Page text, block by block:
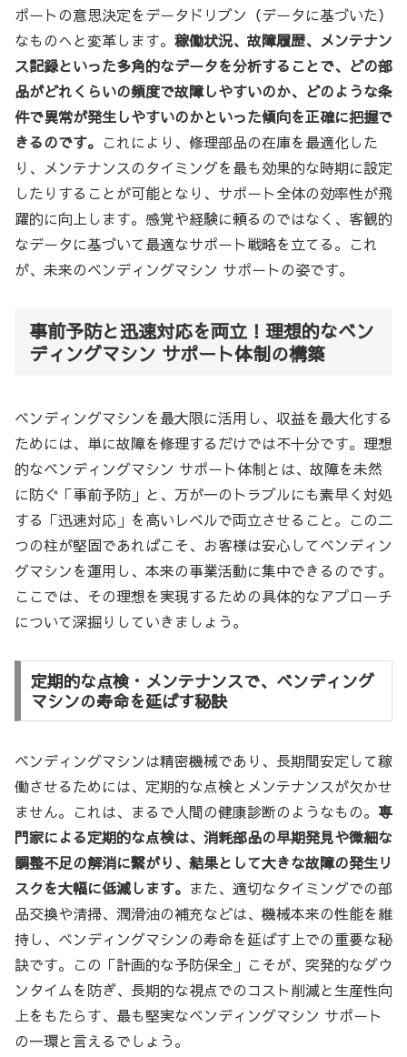
ポートの意思決定をデータドリブン（データに基づいた）
なものへと変革します。 稼働状況、故障履歴、メンテナン
ス記録といった多角的なデータを分析することで、どの部
品がどれくらいの頻度で故障しやすいのか、どのような条
件で異常が発生しやすいのかといった傾向を正確に把握で
きるのです。 これにより、修理部品の在庫を最適化した
り、メンテナンスのタイミングを最も効果的な時期に設定
したりすることが可能となり、サポート全体の効率性が飛
躍的に向上します。感覚や経験に頼るのではなく、客観的
なデータに基づいて最適なサポート戦略を立てる。これ
が、未来のベンディングマシン サポートの姿です。
事前予防と迅速対応を両立！理想的なベン
ディングマシン サポート体制の構築
ベンディングマシンを最大限に活用し、収益を最大化する
ためには、単に故障を修理するだけでは不十分です。理想
的なベンディングマシン サポート体制とは、故障を未然
に防ぐ「事前予防」と、万が一のトラブルにも素早く対処
する「迅速対応」を高いレベルで両立させること。この二
つの柱が堅固であればこそ、お客様は安心してベンディン
グマシンを運用し、本来の事業活動に集中できるのです。
ここでは、その理想を実現するための具体的なアプローチ
について深掘りしていきましょう。
定期的な点検・メンテナンスで、ベンディング
マシンの寿命を延ばす秘訣
ベンディングマシンは精密機械であり、長期間安定して稼
働させるためには、定期的な点検とメンテナンスが欠かせ
ません。これは、まるで人間の健康診断のようなもの。 専
門家による定期的な点検は、消耗部品の早期発見や微細な
調整不足の解消に繋がり、結果として大きな故障の発生リ
スクを大幅に低減します。 また、適切なタイミングでの部
品交換や清掃、潤滑油の補充などは、機械本来の性能を維
持し、ベンディングマシンの寿命を延ばす上での重要な秘
訣です。この「計画的な予防保全」こそが、突発的なダウ
ンタイムを防ぎ、長期的な視点でのコスト削減と生産性向
上をもたらす、最も堅実なベンディングマシン サポート
の一環と言えるでしょう。